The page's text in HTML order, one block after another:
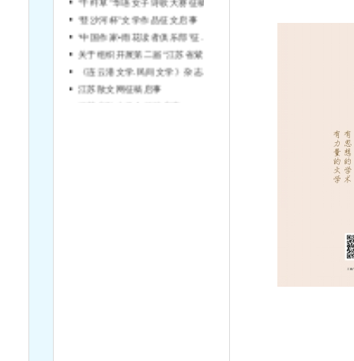
“登沙河杯”文学作品征文启事
江苏散文网征稿启事
江苏省散文学会征稿启事